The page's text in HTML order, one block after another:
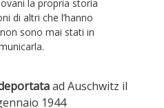
la propria storia
di altri che l’hanno
sono mai stati in
ad Auschwitz il
1944